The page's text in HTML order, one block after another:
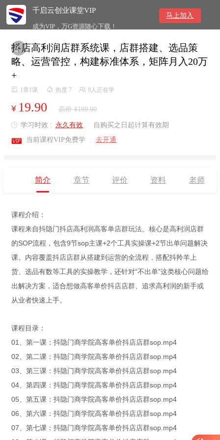
千启云创业课堂VIP
成为VIP，万G资源随心下载！
马上加入

抖店高利润店群系统课，店群搭建、选品策
略、运营管控，构建标准体系，矩阵月入20万
+
 1章1课  热度 7  0人正在学
¥ 19.90 原价 ¥199.00
 学习时效 : 永久有效 自购买之日起计算有效期
 当前课程VIP免费学 去开通
简介 章节 评价 资料 老师
课程介绍：
课程来自抖隐门抖店高利润高客单店群玩法。核心是高利润店群
的SOP流程，包含9节sop主课+2个工具实操课+2节出单问题解决
课。内容覆盖抖店店群从搭建到运营的全流程，搭配抖羚羊上
货、选品有数等工具的实操教学，还针对“不出单”这类核心问题给
出解决方案，适合想做高客单价抖店店群、追求高利润的新手或
从业者快速上手。
课程目录：
01、第一课：抖隐门商学院高客单价抖店店群sop.mp4
02、第二课：抖隐门商学院高客单价抖店店群sop.mp4
03、第三课：抖隐门商学院高客单价抖店店群sop.mp4
04、第四课：抖隐门商学院高客单价抖店店群sop.mp4
05、第五课：抖隐门商学院高客单价抖店店群sop.mp4
06、第六课：抖隐门商学院高客单价抖店店群sop.mp4
07、第七课：抖隐门商学院高客单价抖店店群sop.mp4